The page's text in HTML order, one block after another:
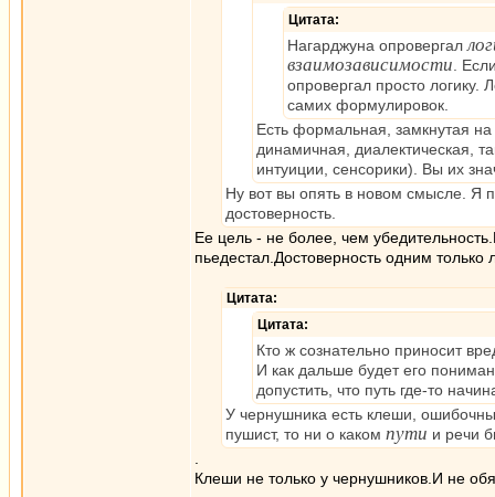
Цитата:
Нагарджуна опровергал
взаимозависимости .
опровергал просто логику.
самих формулировок.
Есть формальная, замкнутая
динамичная, диалектическая,
интуиции, сенсорики). Вы их
Ну вот вы опять в новом смысле. Я
достоверность.
Ее цель - не более, чем
пьедестал.Достоверность одним
Цитата:
Цитата:
Кто ж сознательно приносит
И как дальше будет его
допустить, что путь где-то
У чернушника есть клеши,
пушист, то ни о каком пути и речи
Клеши не только у чернушников.И не